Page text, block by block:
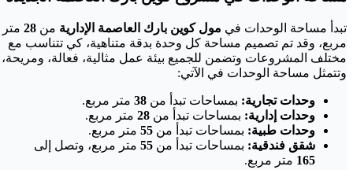
تبدأ مساحة الوحدات في مول كوين بارك العاصمة الإداريةمن28 متر
مربع، وقد تم تصميم مساحة كل وحدة بدقة متناهية، كي تتناسب مع
مختلف المشروعات وتضمن للجميع بيئة عمل مثالية، فعالة، ومريحة،
وتتمثل مساحة الوحدات في الآتي:
وحدات تجارية:بمساحات تبدأ من38 متر مربع.
وحدات إدارية:بمساحات تبدأ من28 متر مربع.
وحدات طبية:بمساحات تبدأ من55 متر مربع.
شقق فندقية:بمساحات تبدأ من55 متر مربع، وتصل إلى
165 متر مربع.